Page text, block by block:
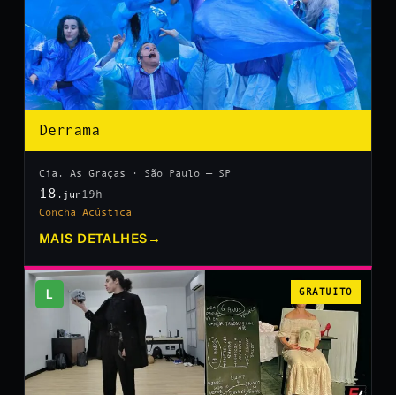
Derrama
Cia. As Graças · São Paulo — SP
18 .jun 19h
Concha Acústica
MAIS DETALHES →
L GRATUITO